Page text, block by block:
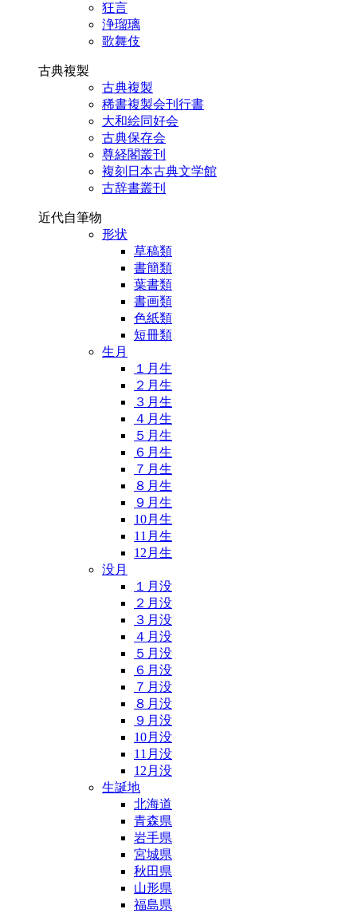
狂言
浄瑠璃
歌舞伎
古典複製
古典複製
稀書複製会刊行書
大和絵同好会
古典保存会
尊経閣叢刊
複刻日本古典文学館
古辞書叢刊
近代自筆物
形状
草稿類
書簡類
葉書類
書画類
色紙類
短冊類
生月
１月生
２月生
３月生
４月生
５月生
６月生
７月生
８月生
９月生
10月生
11月生
12月生
没月
１月没
２月没
３月没
４月没
５月没
６月没
７月没
８月没
９月没
10月没
11月没
12月没
生誕地
北海道
青森県
岩手県
宮城県
秋田県
山形県
福島県